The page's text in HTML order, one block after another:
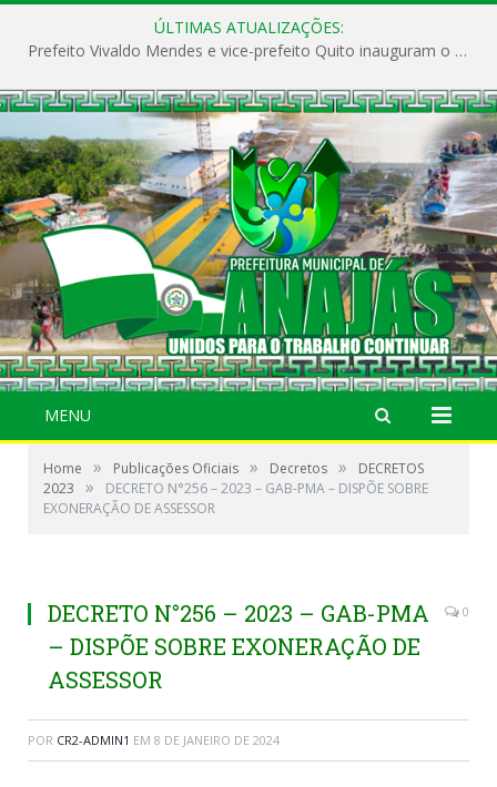
ÚLTIMAS ATUALIZAÇÕES:
Prefeito Vivaldo Mendes e vice-prefeito Quito inauguram o CAPS e fortalecem a saúde pública em Anajás.
MENU
Home » Publicações Oficiais » Decretos »
DECRETOS
2023
»
DECRETO N°256 – 2023 – GAB-PMA – DISPÕE SOBRE
EXONERAÇÃO DE ASSESSOR
DECRETO N°256 – 2023 – GAB-PMA
– DISPÕE SOBRE EXONERAÇÃO DE
ASSESSOR
0
POR CR2-ADMIN1 EM 8 DE JANEIRO DE 2024